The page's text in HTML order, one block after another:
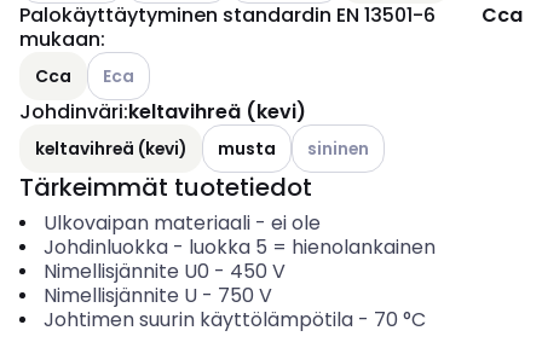
Palokäyttäytyminen standardin EN 13501-6
mukaan:
Cca
Cca Katso käytettävissä olevat vaihtoehdot
Eca
Johdinväri:keltavihreä (kevi)
keltavihreä (kevi) musta Katso käytettävissä olevat
sininen
Tärkeimmät tuotetiedot
Ulkovaipan materiaali- ei ole
Johdinluokka- luokka 5 = hienolankainen
Nimellisjännite U0 - 450 V
Nimellisjännite U- 750 V
Johtimen suurin käyttölämpötila- 70 °C